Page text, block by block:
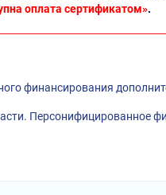
оплата сертификатом».
финансирования
Персонифицированное